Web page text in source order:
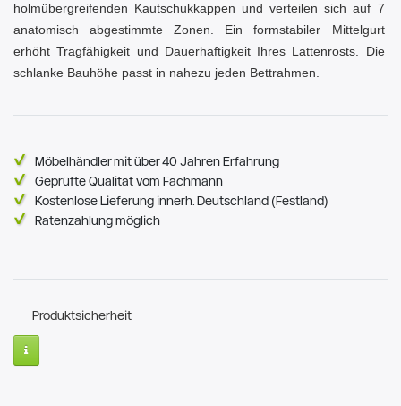
holmübergreifenden Kautschukkappen und verteilen sich auf 7
anatomisch abgestimmte Zonen. Ein formstabiler Mittelgurt
erhöht Tragfähigkeit und Dauerhaftigkeit Ihres Lattenrosts. Die
schlanke Bauhöhe passt in nahezu jeden Bettrahmen.
Möbelhändler mit über 40 Jahren Erfahrung
Geprüfte Qualität vom Fachmann
Kostenlose Lieferung innerh. Deutschland (Festland)
Ratenzahlung möglich
Produktsicherheit